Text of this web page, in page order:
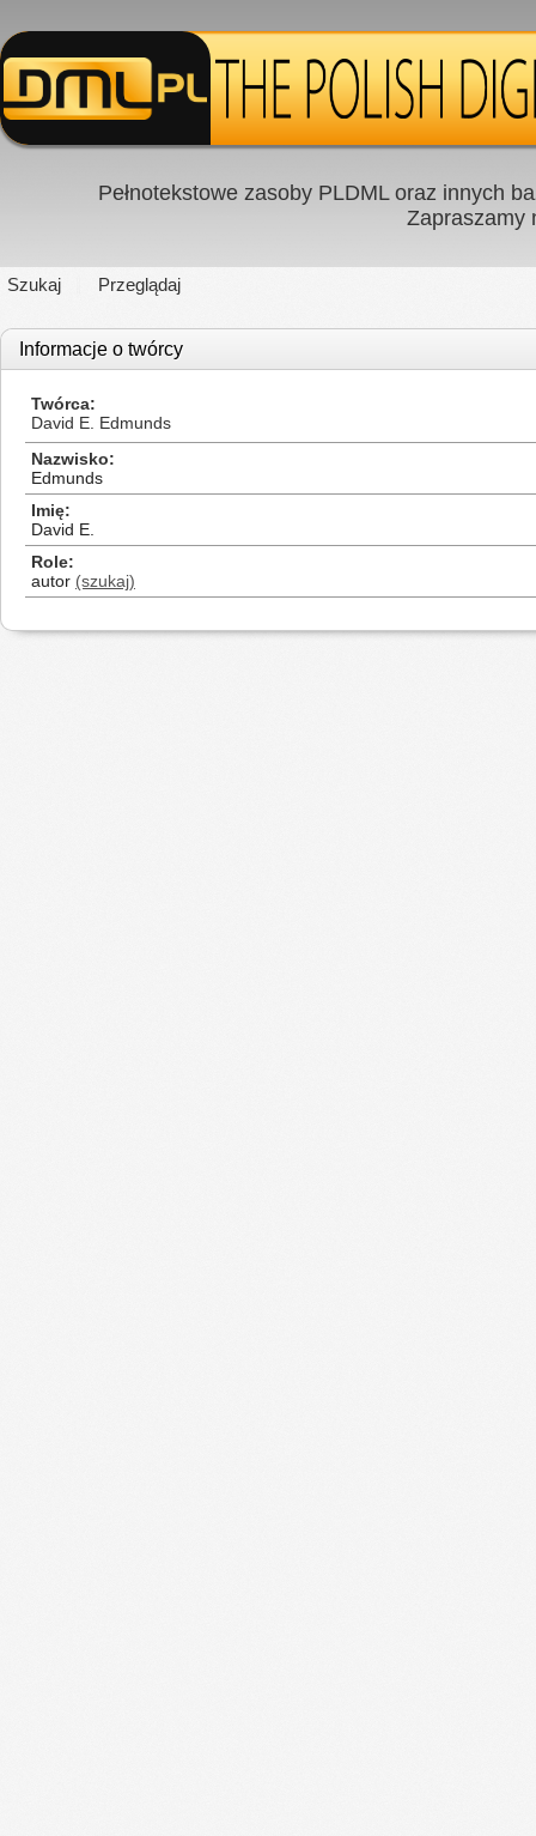
Pełnotekstowe zasoby PLDML oraz innych
Zapraszamy
Szukaj Przeglądaj
Informacje o twórcy
Twórca
David E. Edmunds
Nazwisko
Edmunds
Imię
David E.
Role
autor (szukaj)